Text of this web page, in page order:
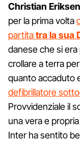
Christian Eriksen
per la prima volta
partitatra la sua
danese che si
crollare a terra
quanto accaduto
defibrillatore
Provvidenziale il
una vera e
Inter ha sentito